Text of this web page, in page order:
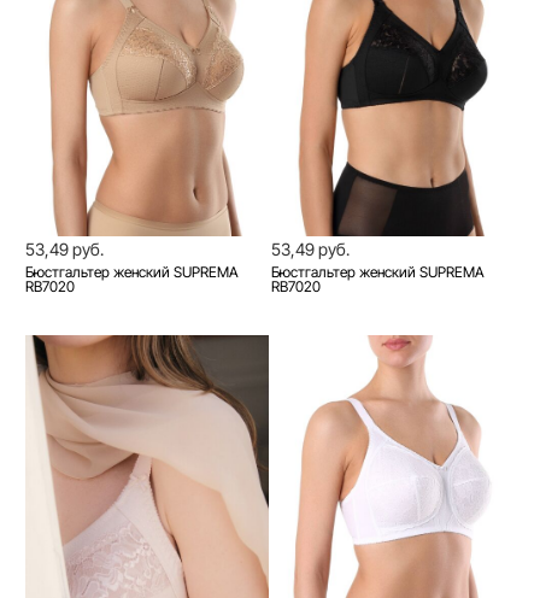
53,49 руб.
Бюстгальтер женский SUPREMA
RB7020
53,49 руб.
Бюстгальтер женский SUPREMA
RB7020